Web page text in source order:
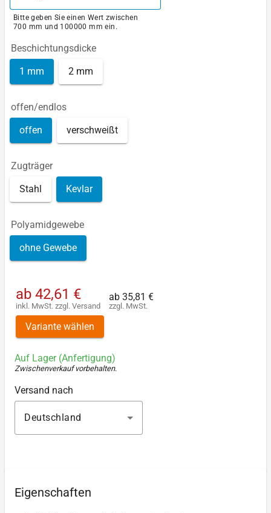
Bitte geben Sie einen Wert zwischen
700 mm und 100000 mm ein.
Beschichtungsdicke
1 mm 2 mm
offen/endlos
offen verschweißt
Zugträger
Stahl Kevlar
Polyamidgewebe
ohne Gewebe
ab 42,61 €
inkl. MwSt. zzgl. Versand
ab 35,81 €
zzgl. MwSt.
Variante wählen
Auf Lager (Anfertigung)
Zwischenverkauf vorbehalten.
Versand nach
Deutschland
Eigenschaften